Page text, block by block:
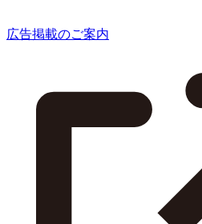
広告掲載のご案内